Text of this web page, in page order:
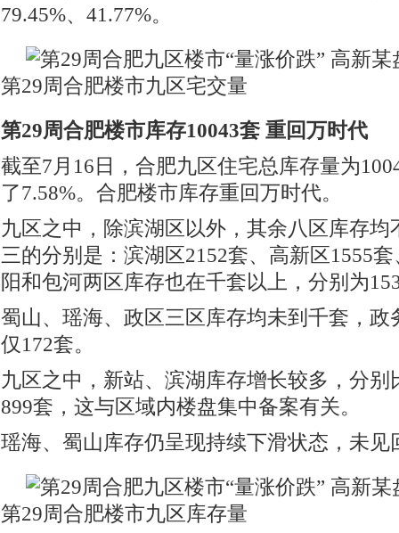
79.45%、41.77%。
第29周合肥楼市九区宅交量
第29周合肥楼市库存10043套 重回万时代
截至7月16日，合肥九区住宅总库存量为
了7.58%。合肥楼市库存重回万时代。
九区之中，除滨湖区以外，其余八区库存均
三的分别是：滨湖区2152套、高新区1555
阳和包河两区库存也在千套以上，分别为
蜀山、瑶海、政区三区库存均未到千套，政
仅172套。
九区之中，新站、滨湖库存增长较多，分别
899套，这与区域内楼盘集中备案有关。
瑶海、蜀山库存仍呈现持续下滑状态，未见
第29周合肥楼市九区库存量